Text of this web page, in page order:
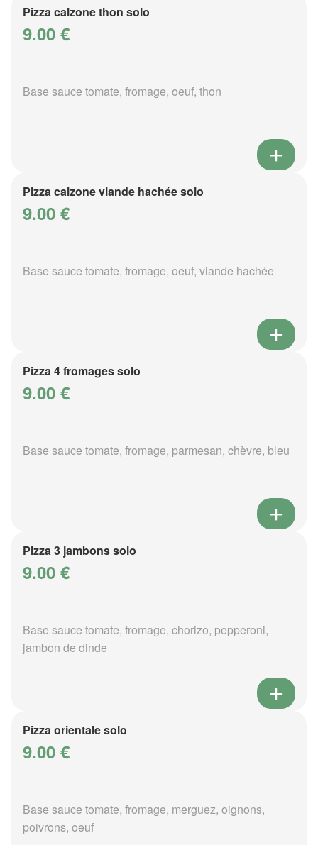
Pizza calzone thon solo
9.00 €
Base sauce tomate, fromage, oeuf, thon
Pizza calzone viande hachée solo
9.00 €
Base sauce tomate, fromage, oeuf, viande hachée
Pizza 4 fromages solo
9.00 €
Base sauce tomate, fromage, parmesan, chèvre, bleu
Pizza 3 jambons solo
9.00 €
Base sauce tomate, fromage, chorizo, pepperoni,
jambon de dinde
Pizza orientale solo
9.00 €
Base sauce tomate, fromage, merguez, oignons,
poivrons, oeuf